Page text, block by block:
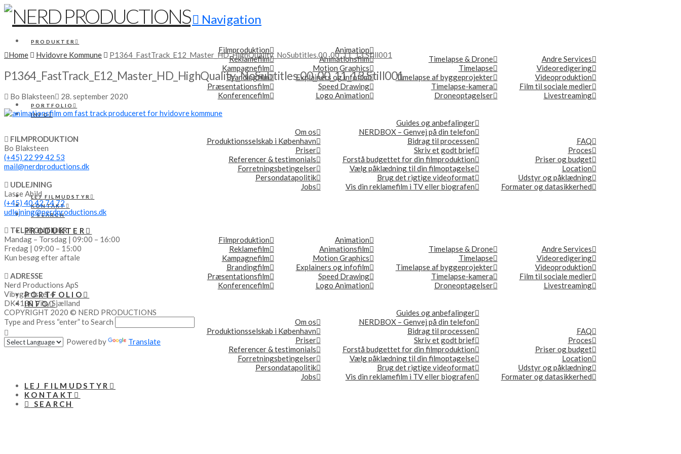
Navigation
PRODUKTER
Filmproduktion
Reklamefilm
Kampagnefilm
Brandingfilm
Præsentationsfilm
Konferencefilm
Animation
Animationsfilm
Motion Graphics
Explainers og infofilm
Speed Drawing
Logo Animation
Timelapse & Drone
Timelapse
Timelapse af byggeprojekter
Timelapse-kamera
Droneoptagelser
Andre Services
Videoredigering
Videoproduktion
Film til sociale medier
Livestreaming
PORTFOLIO
INFO
Om os
Produktionsselskab i København
Priser
Referencer & testimonials
Forretningsbetingelser
Persondatapolitik
Jobs
Guides og anbefalinger
NERDBOX – Genvej på din telefon
Bidrag til processen
Skriv et godt brief
Forstå budgettet for din filmproduktion
Vælg påklædning til din filmoptagelse
Brug det rigtige videoformat
Vis din reklamefilm i TV eller biografen
FAQ
Proces
Priser og budget
Location
Udstyr og påklædning
Formater og datasikkerhed
LEJ FILMUDSTYR
KONTAKT
SEARCH
PRODUKTER
Filmproduktion
Reklamefilm
Kampagnefilm
Brandingfilm
Præsentationsfilm
Konferencefilm
Animation
Animationsfilm
Motion Graphics
Explainers og infofilm
Speed Drawing
Logo Animation
Timelapse & Drone
Timelapse
Timelapse af byggeprojekter
Timelapse-kamera
Droneoptagelser
Andre Services
Videoredigering
Videoproduktion
Film til sociale medier
Livestreaming
PORTFOLIO
INFO
Om os
Produktionsselskab i København
Priser
Referencer & testimonials
Forretningsbetingelser
Persondatapolitik
Jobs
Guides og anbefalinger
NERDBOX – Genvej på din telefon
Bidrag til processen
Skriv et godt brief
Forstå budgettet for din filmproduktion
Vælg påklædning til din filmoptagelse
Brug det rigtige videoformat
Vis din reklamefilm i TV eller biografen
FAQ
Proces
Priser og budget
Location
Udstyr og påklædning
Formater og datasikkerhed
LEJ FILMUDSTYR
KONTAKT
SEARCH
Home Hvidovre Kommune P1364_FastTrack_E12_Master_HD_HighQuality_NoSubtitles.00_00_11_13.Still001
P1364_FastTrack_E12_Master_HD_HighQuality_NoSubtitles.00_00_11_13.Still001
Bo Blaksteen 28. september 2020
FILMPRODUKTION
Bo Blaksteen
(+45) 22 99 42 53
mail@nerdproductions.dk
UDLEJNING
Lasse Abild
(+45) 40 42 74 72
udlejning@nerdproductions.dk
TELEFONTIDER
Mandag – Torsdag | 09:00 – 16:00
Fredag | 09:00 – 15:00
Kun besøg efter aftale
ADRESSE
Nerd Productions ApS
Vibygårdsvej 4
DK4130 Viby Sjælland
COPYRIGHT 2020 © NERD PRODUCTIONS
Type and Press “enter” to Search
Powered by Translate